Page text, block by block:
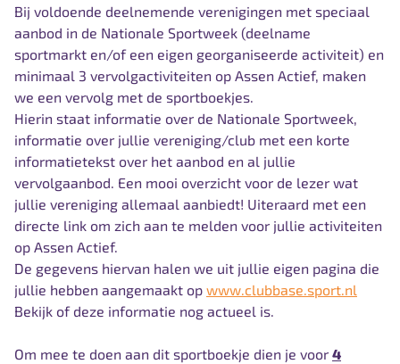
Bij voldoende deelnemende verenigingen met speciaal
aanbod in de Nationale Sportweek (deelname
sportmarkt en/of een eigen georganiseerde activiteit) en
minimaal 3 vervolgactiviteiten op Assen Actief, maken
we een vervolg met de sportboekjes.
Hierin staat informatie over de Nationale Sportweek,
informatie over jullie vereniging/club met een korte
informatietekst over het aanbod en al jullie
vervolgaanbod. Een mooi overzicht voor de lezer wat
jullie vereniging allemaal aanbiedt! Uiteraard met een
directe link om zich aan te melden voor jullie activiteiten
op Assen Actief.
De gegevens hiervan halen we uit jullie eigen pagina die
jullie hebben aangemaakt op www.clubbase.sport.nl
Bekijk of deze informatie nog actueel is.
Om mee te doen aan dit sportboekje dien je voor 4